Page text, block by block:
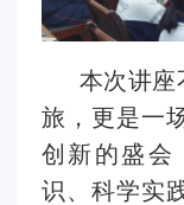
本次讲座
旅，更是一
创新的盛会
识、科学实